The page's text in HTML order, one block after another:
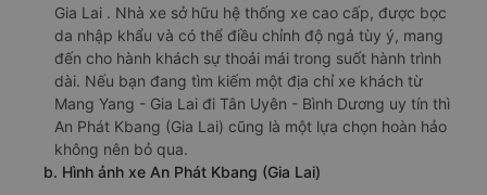
Gia Lai . Nhà xe sở hữu hệ thống xe cao cấp, được bọc
da nhập khẩu và có thể điều chỉnh độ ngả tùy ý, mang
đến cho hành khách sự thoải mái trong suốt hành trình
dài. Nếu bạn đang tìm kiếm một địa chỉ xe khách từ
Mang Yang - Gia Lai đi Tân Uyên - Bình Dương uy tín thì
An Phát Kbang (Gia Lai) cũng là một lựa chọn hoàn hảo
không nên bỏ qua.
b. Hình ảnh xe An Phát Kbang (Gia Lai)